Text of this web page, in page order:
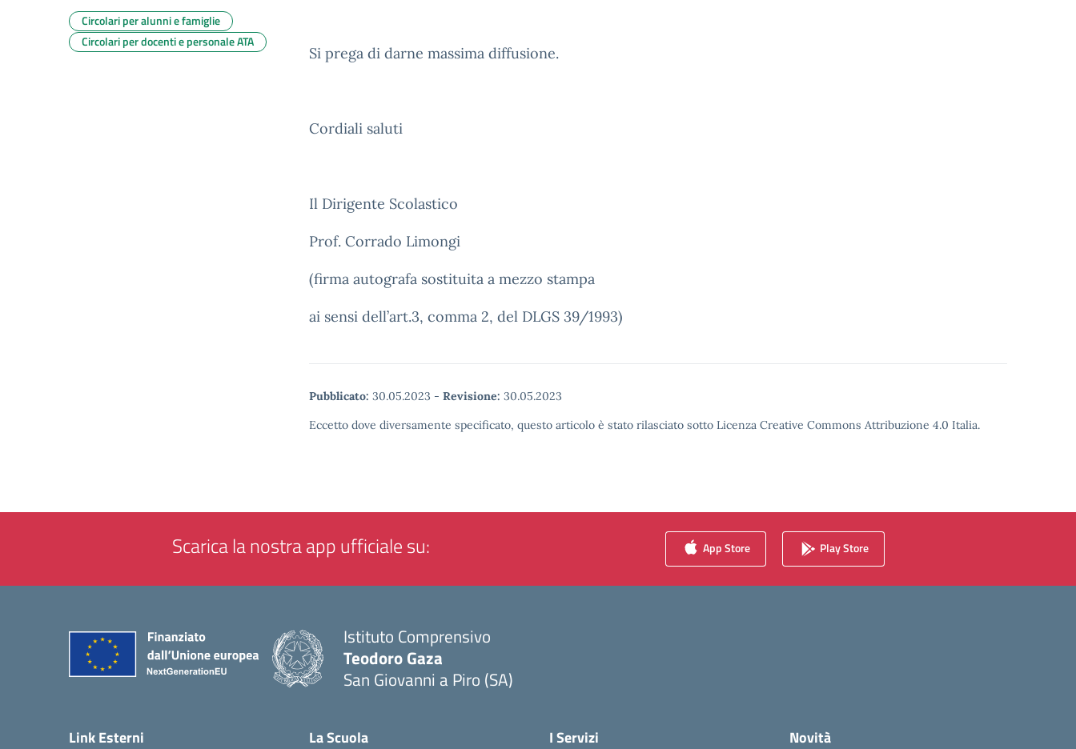
Si prega di darne massima diffusione.
Cordiali saluti
Il Dirigente Scolastico
Prof. Corrado Limongi
(firma autografa sostituita a mezzo stampa
ai sensi dell’art.3, comma 2, del DLGS 39/1993)
Pubblicato: 30.05.2023 - Revisione: 30.05.2023
Eccetto dove diversamente specificato, questo articolo è stato rilasciato sotto Licenza Creative Commons Attribuzione 4.0 Italia.
Circolari per alunni e famiglie
Circolari per docenti e personale ATA
Scarica la nostra app ufficiale su: App Store Play Store
Istituto Comprensivo
Teodoro Gaza
San Giovanni a Piro (SA)
Link Esterni La Scuola I Servizi Novità